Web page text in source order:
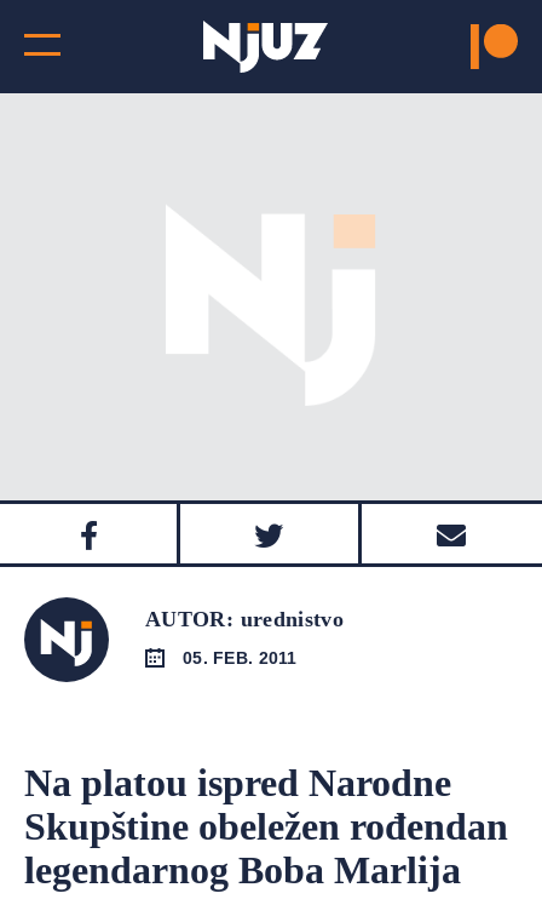
AUTOR: urednistvo
05. FEB. 2011
Na platou ispred Narodne
Skupštine obeležen rođendan
legendarnog Boba Marlija